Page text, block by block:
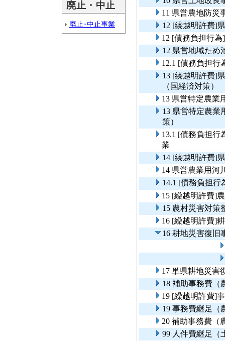
廃止・中止
廃止･中止事業
11 県営農地防災
12 [繰越明許費]
12 [債務負担行
12 県営地域ため
12.1 [債務負担行
13 [繰越明許費]
（国経済対策）
13 県営特定農業
13 県営特定農業
策）
13.1 [債務負担行
業
14 [繰越明許費]
14 県営農業用河
14.1 [債務負担
15 [繰越明許費]
15 農村災害対策
16 [繰越明許費]
16 耕地災害復旧
17 単県耕地災害
18 補助事務費（
19 [繰越明許費]
19 事務費継足（
20 補助事務費（
99 人件費継足（